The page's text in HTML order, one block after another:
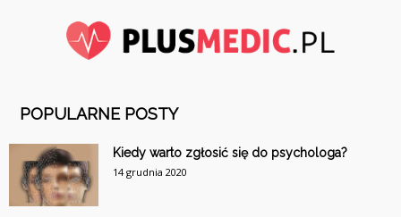
POPULARNE POSTY
Kiedy warto zgłosić się do psychologa?
14 grudnia 2020